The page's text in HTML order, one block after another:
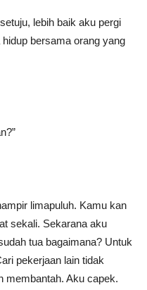
lebih baik aku pergi
bersama orang yang
limapuluh. Kamu kan
sekali. Sekarana aku
tua bagaimana? Untuk
pekerjaan lain tidak
membantah. Aku capek.